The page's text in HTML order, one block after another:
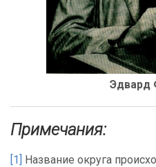
Эдвард
Примечания:
[1] Название округа